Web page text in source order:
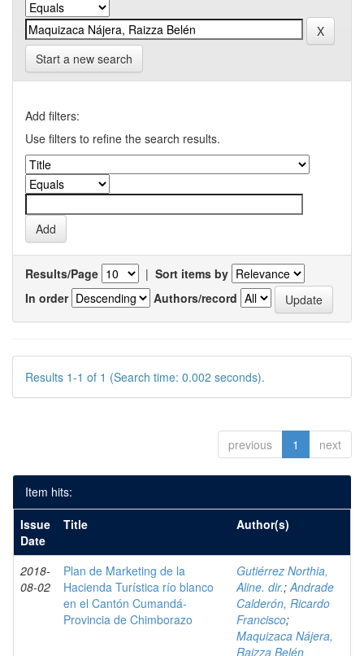
Start a new search
Add filters:
Use filters to refine the search results.
Results/Page | Sort items by
In order
Authors/record
Results 1-1 of 1 (Search time: 0.002 seconds).
previous 1 next
Item hits:
Issue
Date
Title Author(s)
2018-
08-02
Plan de Marketing de la
Hacienda Turística río blanco
en el Cantón Cumandá-
Provincia de Chimborazo
Gutiérrez Northia,
Aline. dir.;Andrade
Calderón, Ricardo
Francisco;
Maquizaca Nájera,
Raizza Belén